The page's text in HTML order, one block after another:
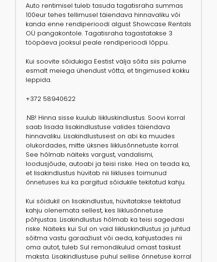
Auto rentimisel tuleb tasuda tagatisraha summas
100eur tehes tellimusel täiendava hinnavaliku või
kanda enne rendiperioodi algust Showcase Rentals
OÜ pangakontole. Tagatisraha tagastatakse 3
tööpäeva jooksul peale rendiperioodi lõppu.
Kui soovite sõidukiga Eestist välja sõita siis palume
esmalt meiega ühendust võtta, et tingimused kokku
leppida.
+372 58940622
.NB! Hinna sisse kuulub liikluskindlustus. Soovi korral
saab lisada lisakindlustuse valides täiendava
hinnavaliku. Lisakindlustusest on abi ka muudes
olukordades, mitte üksnes liiklusõnnetuste korral.
See hõlmab näiteks vargust, vandalismi,
loodusjõude, autoabi ja teisi riske. Hea on teada ka,
et lisakindlustus hüvitab nii liikluses toimunud
õnnetuses kui ka pargitud sõidukile tekitatud kahju.
Kui sõidukil on lisakindlustus, hüvitatakse tekitatud
kahju olenemata sellest, kes liiklusõnnetuse
põhjustas. Lisakindlustus hõlmab ka teisi sagedasi
riske. Näiteks kui Sul on vaid liikluskindlustus ja juhtud
sõitma vastu garaažiust või aeda, kahjustades nii
oma autot, tuleb Sul remondikulud omast taskust
maksta. Lisakindlustuse puhul sellise õnnetuse korral